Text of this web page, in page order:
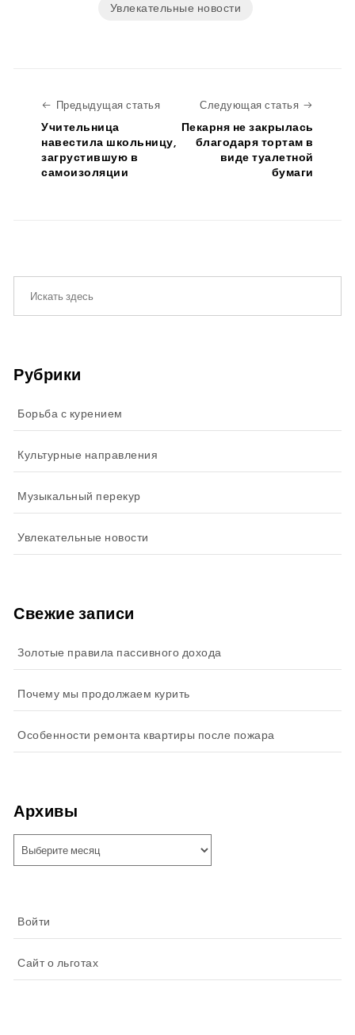
Увлекательные новости
Предыдущая статьяПредыдущая статья
Учительница
навестила школьницу,
загрустившую в
самоизоляции
Следующая статья
Пекарня не закрылась
благодаря тортам в
виде туалетной
бумаги
Рубрики
Борьба с курением
Культурные направления
Музыкальный перекур
Увлекательные новости
Свежие записи
Золотые правила пассивного дохода
Почему мы продолжаем курить
Особенности ремонта квартиры после пожара
Архивы
Войти
Сайт о льготах